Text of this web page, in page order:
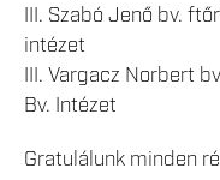
III. Szabó Jenő bv.
intézet
III. Vargacz Norbert
Bv. Intézet
Gratulálunk minden